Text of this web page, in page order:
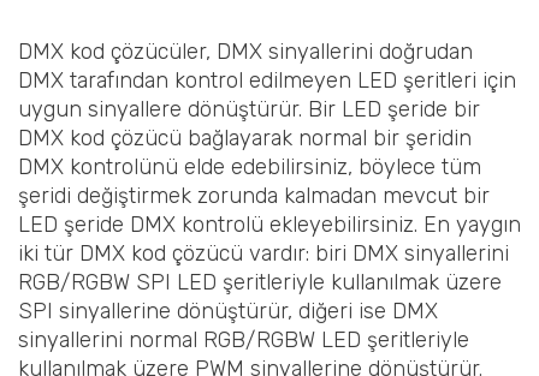
DMX kod çözücüler, DMX sinyallerini doğrudan
DMX tarafından kontrol edilmeyen LED şeritleri için
uygun sinyallere dönüştürür. Bir LED şeride bir
DMX kod çözücü bağlayarak normal bir şeridin
DMX kontrolünü elde edebilirsiniz, böylece tüm
şeridi değiştirmek zorunda kalmadan mevcut bir
LED şeride DMX kontrolü ekleyebilirsiniz. En yaygın
iki tür DMX kod çözücü vardır: biri DMX sinyallerini
RGB/RGBW SPI LED şeritleriyle kullanılmak üzere
SPI sinyallerine dönüştürür, diğeri ise DMX
sinyallerini normal RGB/RGBW LED şeritleriyle
kullanılmak üzere PWM sinyallerine dönüştürür.